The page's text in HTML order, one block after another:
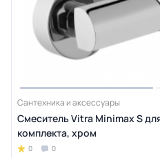
Сантехника и аксессуары
Смеситель Vitra Minimax S
комплекта, хром
0 0